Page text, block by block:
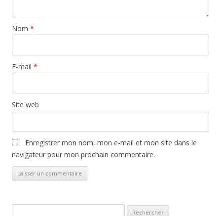
Nom *
E-mail *
Site web
Enregistrer mon nom, mon e-mail et mon site dans le
navigateur pour mon prochain commentaire.